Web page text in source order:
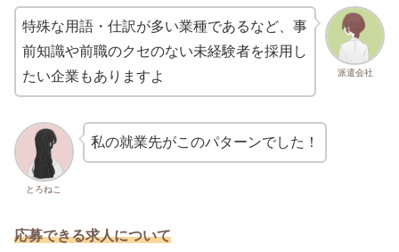
派遣会社
特殊な用語・仕訳が多い業種であるなど、事
前知識や前職のクセのない未経験者を採用し
たい企業もありますよ
とろねこ
私の就業先がこのパターンでした！
応募できる求人について